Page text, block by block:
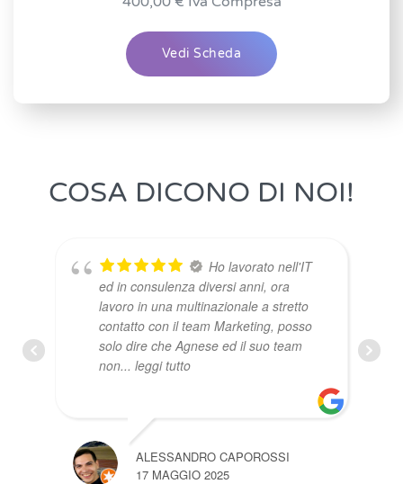
Vedi Scheda
COSA DICONO DI NOI!
Ho lavorato nell'IT
ed in consulenza diversi anni, ora
lavoro in una multinazionale a stretto
contatto con il team Marketing, posso
solo dire che Agnese ed il suo team
... leggi tutto
ALESSANDRO CAPOROSSI
17 MAGGIO 2025